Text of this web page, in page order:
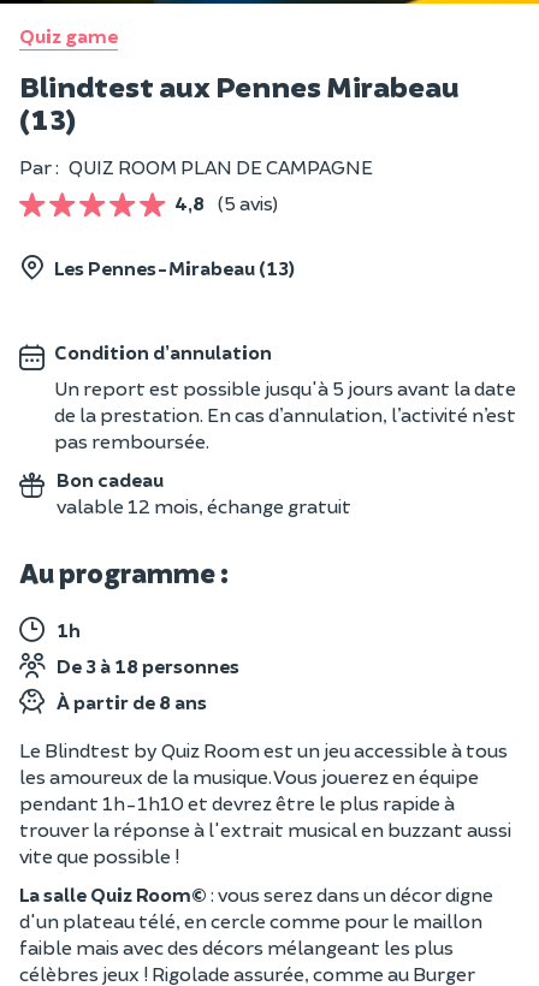
Quiz game
Blindtest aux Pennes Mirabeau
(13)
Par : QUIZ ROOM PLAN DE CAMPAGNE
4,8
(5 avis)
Les Pennes-Mirabeau (13)
Condition d’annulation
Un report est possible jusqu'à 5 jours avant la date
de la prestation. En cas d’annulation, l’activité n’est
pas remboursée.
Bon cadeau
valable 12 mois, échange gratuit
Au programme :
1h
De 3 à 18 personnes
À partir de 8 ans
Le Blindtest by Quiz Room est un jeu accessible à tous
les amoureux de la musique. Vous jouerez en équipe
pendant 1h-1h10 et devrez être le plus rapide à
trouver la réponse à l'extrait musical en buzzant aussi
vite que possible !
La salle Quiz Room© : vous serez dans un décor digne
d'un plateau télé, en cercle comme pour le maillon
faible mais avec des décors mélangeant les plus
célèbres jeux ! Rigolade assurée, comme au Burger